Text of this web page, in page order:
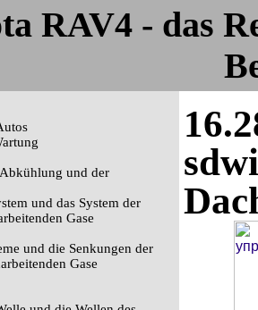
RAV4 - das
und der
und das System der
Gase
und die Senkungen der
Gase